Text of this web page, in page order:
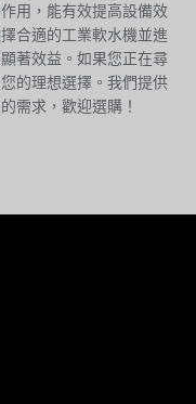
用，能有效提高設備效
合適的工業軟水機並進
著效益。如果您正在尋
的理想選擇。我們提供
需求，歡迎選購！